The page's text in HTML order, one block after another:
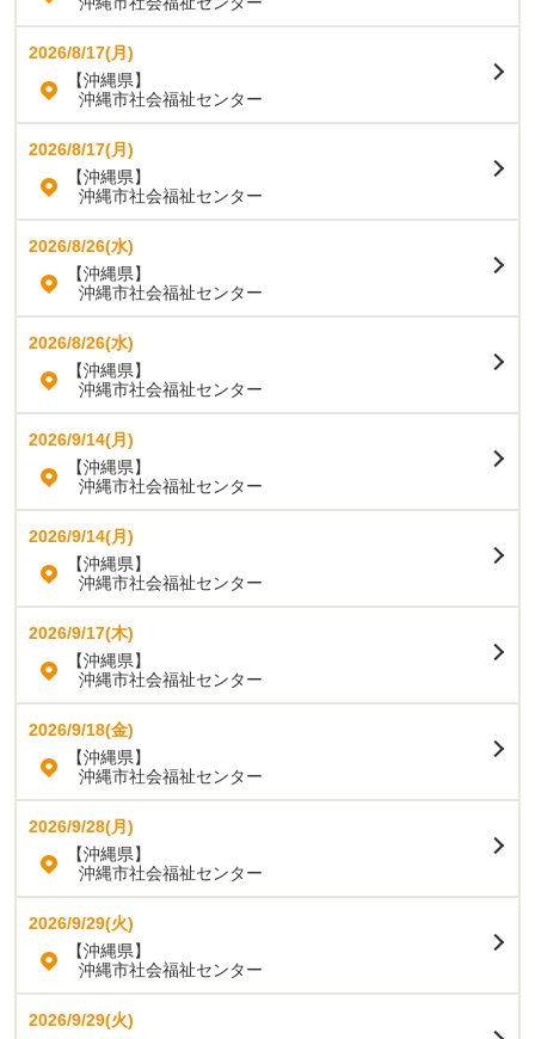
2026/8/17(月)
【沖縄県】
沖縄市社会福祉センター
2026/8/17(月)
【沖縄県】
沖縄市社会福祉センター
2026/8/26(水)
【沖縄県】
沖縄市社会福祉センター
2026/8/26(水)
【沖縄県】
沖縄市社会福祉センター
2026/9/14(月)
【沖縄県】
沖縄市社会福祉センター
2026/9/14(月)
【沖縄県】
沖縄市社会福祉センター
2026/9/17(木)
【沖縄県】
沖縄市社会福祉センター
2026/9/18(金)
【沖縄県】
沖縄市社会福祉センター
2026/9/28(月)
【沖縄県】
沖縄市社会福祉センター
2026/9/29(火)
【沖縄県】
沖縄市社会福祉センター
2026/9/29(火)